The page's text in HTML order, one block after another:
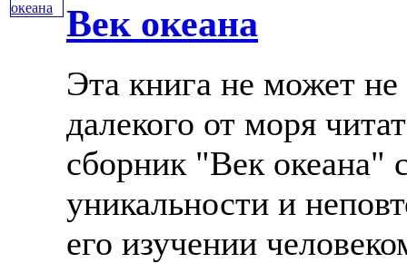
Век океана
Эта книга не может не
далекого от моря
сборник "Век океана"
уникальности и
его изучении